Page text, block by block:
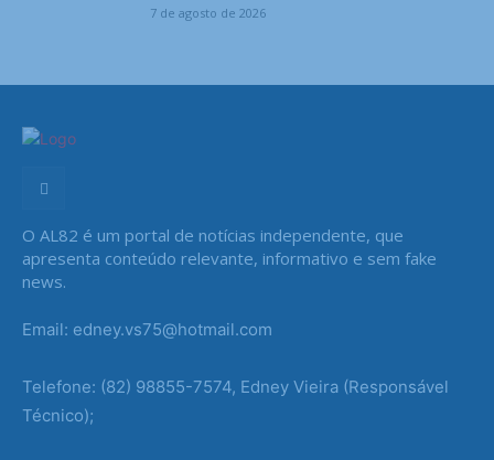
7 de agosto de 2026
O AL82 é um portal de notícias independente, que
apresenta conteúdo relevante, informativo e sem fake
news.
Email: edney.vs75@hotmail.com
Telefone: (82) 98855-7574, Edney Vieira (Responsável
Técnico);